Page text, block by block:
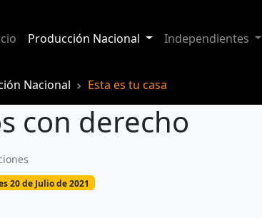
Producción Nacional Independientes
Nacional Esta es tu casa
con derecho
20 de Julio de 2021